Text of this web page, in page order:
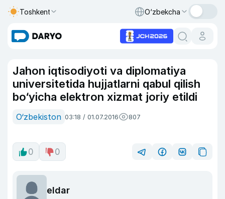
Toshkent O‘zbekcha
Jahon iqtisodiyoti va diplomatiya
universitetida hujjatlarni qabul qilish
bo‘yicha elektron xizmat joriy etildi
O‘zbekiston 03:18 / 01.07.2016 807
0 0
eldar